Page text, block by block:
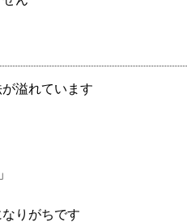
溢れています
りがちです